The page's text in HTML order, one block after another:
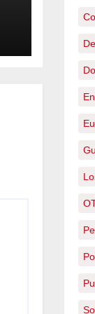
De
En